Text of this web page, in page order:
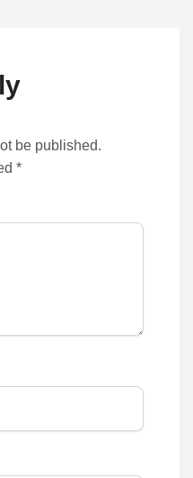
be published.
*